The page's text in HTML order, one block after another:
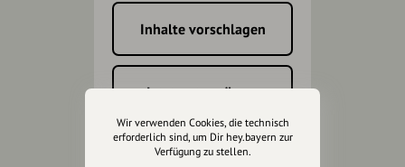
Inhalte vorschlagen
Jetzt unterstützen
Wir können leider keine
Spendenquittung ausstellen.
Wir verwenden Cookies, die technisch
erforderlich sind, um Dir hey.bayern zur
Verfügung zu stellen.